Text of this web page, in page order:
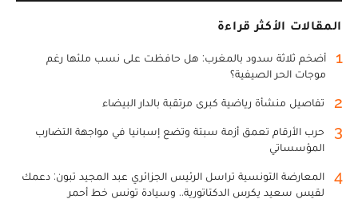
المقالات الأكثر قراءة
1
أضخم ثلاثة سدود بالمغرب: هل حافظت على نسب ملئها رغم
موجات الحر الصيفية؟
2 تفاصيل منشأة رياضية كبرى مرتقبة بالدار البيضاء
3
حرب الأرقام تعمق أزمة سبتة وتضع إسبانيا في مواجهة التضارب
المؤسساتي
4
المعارضة التونسية تراسل الرئيس الجزائري عبد المجيد تبون: دعمك
لقيس سعيد يكرس الدكتاتورية.. وسيادة تونس خط أحمر